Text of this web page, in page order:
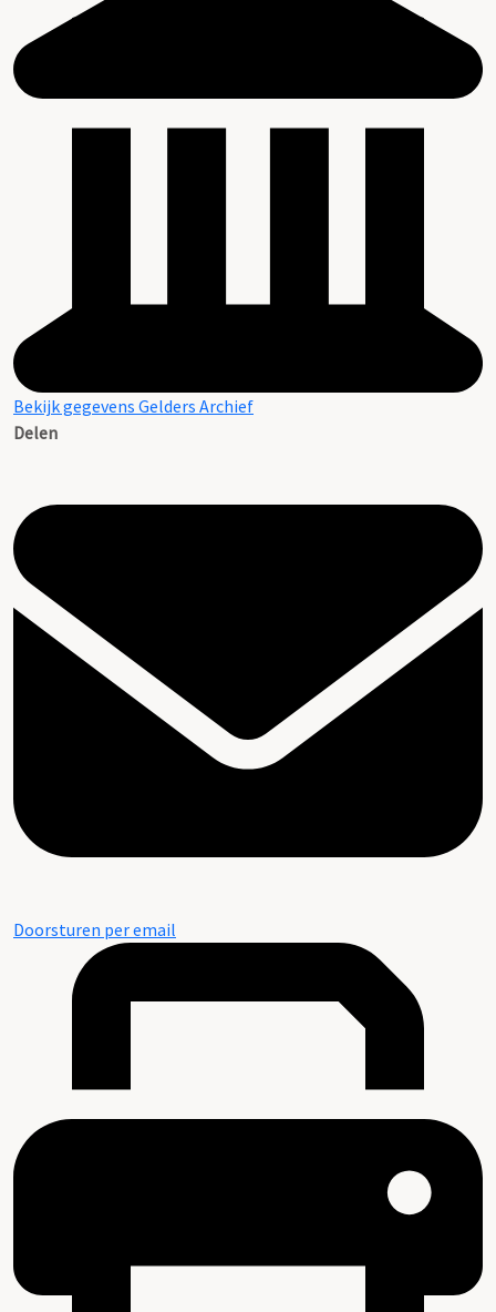
Bekijk gegevens Gelders Archief
Delen
Doorsturen per email